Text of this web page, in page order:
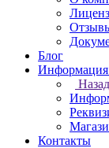
Блог
Информация
Назад
Контакты